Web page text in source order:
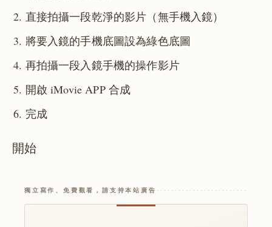
直接拍攝一段乾淨的影片（無手機入鏡）
將要入鏡的手機底圖設為綠色底圖
再拍攝一段入鏡手機的操作影片
開啟 iMovie APP 合成
完成
開始
獨立寫作、免費觀看，請支持本站廣告